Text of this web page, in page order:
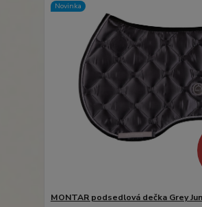
Novinka
MONTAR podsedlová dečka Grey